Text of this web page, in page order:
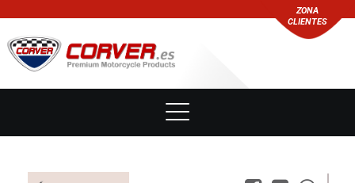
ZONA
CLIENTES